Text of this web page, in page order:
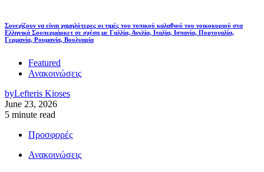
Συνεχίζουν να είναι χαμηλότερες οι τιμές του τυπικού καλαθιού του νοικοκυριού στα
Ελληνικά Σουπερμάρκετ σε σχέση με Γαλλία, Αγγλία, Ιταλία, Ισπανία, Πορτογαλία,
Γερμανία, Ρουμανία, Βουλγαρία
Featured
Ανακοινώσεις
byLefteris Kioses
June 23, 2026
5 minute read
Προσφορές
Ανακοινώσεις